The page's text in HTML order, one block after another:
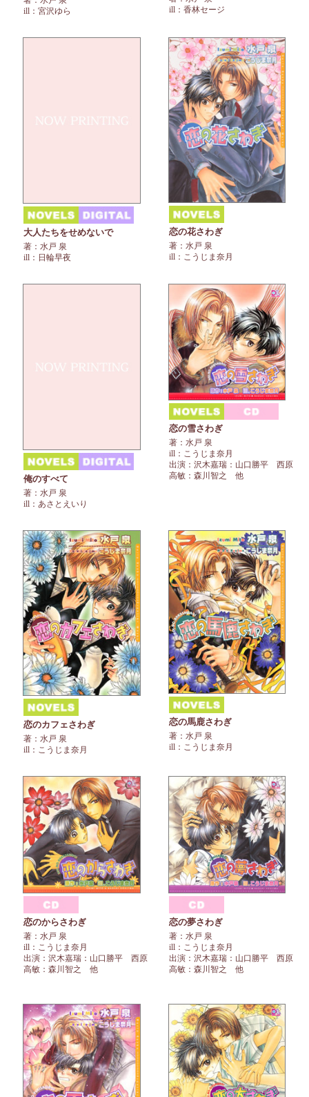
ill：宮沢ゆら
ill：香林セージ
大人たちをせめないで
著：水戸 泉
ill：日輪早夜
恋の花さわぎ
著：水戸 泉
ill：こうじま奈月
俺のすべて
著：水戸 泉
ill：あさとえいり
恋の雪さわぎ
著：水戸 泉
ill：こうじま奈月
出演：沢木嘉瑞：山口勝平 西原
高敏：森川智之 他
恋のカフェさわぎ
著：水戸 泉
ill：こうじま奈月
恋の馬鹿さわぎ
著：水戸 泉
ill：こうじま奈月
恋のからさわぎ
著：水戸 泉
ill：こうじま奈月
出演：沢木嘉瑞：山口勝平 西原
高敏：森川智之 他
恋の夢さわぎ
著：水戸 泉
ill：こうじま奈月
出演：沢木嘉瑞：山口勝平 西原
高敏：森川智之 他